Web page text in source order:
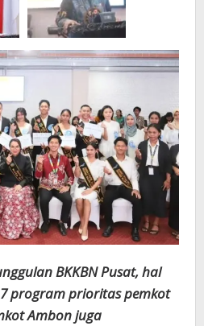
BKKBN Pusat, hal
program prioritas pemkot
Ambon juga